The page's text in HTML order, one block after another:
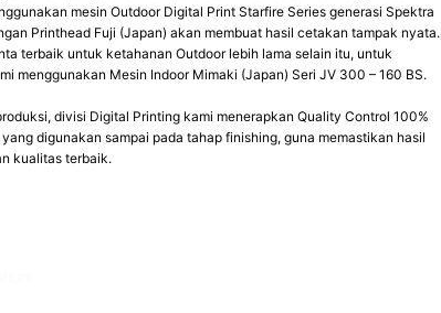
mesin Outdoor Digital Print Starfire Series generasi Spektra
Printhead Fuji (Japan) akan membuat hasil cetakan tampak nyata.
terbaik untuk ketahanan Outdoor lebih lama selain itu, untuk
menggunakan Mesin Indoor Mimaki (Japan) Seri JV 300 – 160 BS.
divisi Digital Printing kami menerapkan Quality Control 100%
digunakan sampai pada tahap finishing, guna memastikan hasil
kualitas terbaik.